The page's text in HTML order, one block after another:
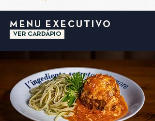
MENU EXECUTIVO
VER CARDÁPIO